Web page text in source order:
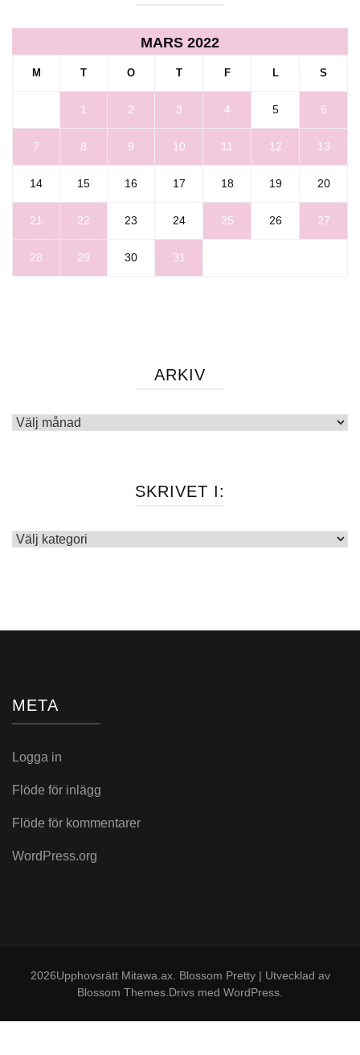
MARS 2022
M T O T F L S
1 2 3 4 5 6
7 8 9 10 11 12 13
14 15 16 17 18 19 20
21 22 23 24 25 26 27
28 29 30 31
ARKIV
Arkiv
SKRIVET I:
Skrivet
META
Logga in
Flöde för inlägg
Flöde för kommentarer
WordPress.org
2026Upphovsrätt Mitawa.ax. Blossom Pretty | Utvecklad av
Blossom Themes .Drivs med WordPress